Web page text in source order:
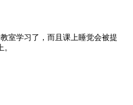
室学习了，而且课上睡觉会被提